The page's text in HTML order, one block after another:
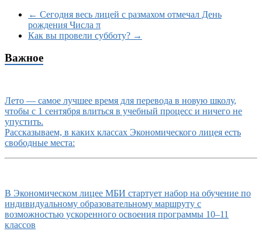
← Сегодня весь лицей с размахом отмечал День
рождения Числа π
Как вы провели субботу? →
Важное
Лето — самое лучшее время для перевода в новую школу,
чтобы с 1 сентября влиться в учебный процесс и ничего не
упустить.
Рассказываем, в каких классах Экономического лицея есть
свободные места:
В Экономическом лицее МБИ стартует набор на обучение по
индивидуальному образовательному маршруту с
возможностью ускоренного освоения программы 10–11
классов